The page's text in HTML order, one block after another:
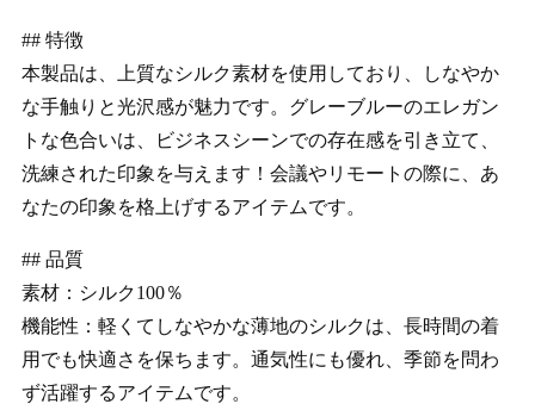
## 特徴
本製品は、上質なシルク素材を使用しており、しなやか
な手触りと光沢感が魅力です。グレーブルーのエレガン
トな色合いは、ビジネスシーンでの存在感を引き立て、
洗練された印象を与えます！会議やリモートの際に、あ
なたの印象を格上げするアイテムです。
## 品質
素材：シルク100％
機能性：軽くてしなやかな薄地のシルクは、長時間の着
用でも快適さを保ちます。通気性にも優れ、季節を問わ
ず活躍するアイテムです。